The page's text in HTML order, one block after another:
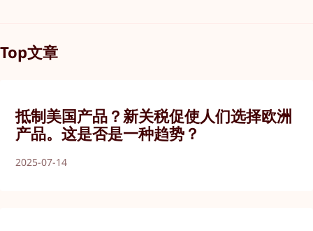
Top文章
抵制美国产品？新关税促使人们选择欧洲
产品。这是否是一种趋势？
2025-07-14